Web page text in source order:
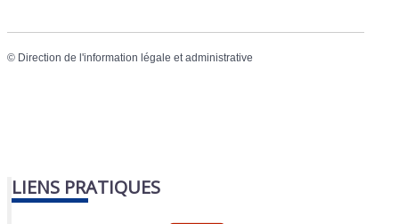
© Direction de l'information légale et administrative
LIENS PRATIQUES